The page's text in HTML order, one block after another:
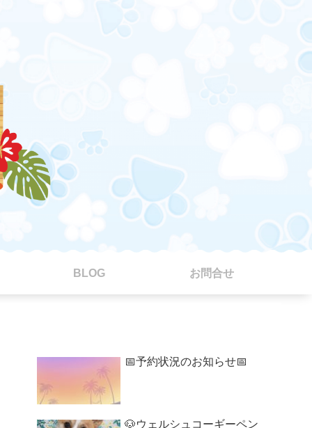
BLOG お問合せ
📅予約状況のお知らせ📅
🐶ウェルシュコーギーペン